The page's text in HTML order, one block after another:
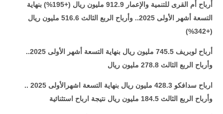
أرباح أم القرى للتنمية والإعمار 912.9 مليون ريال (+195%) بنهاية
التسعة أشهر الأولى 2025.. وأرباح الربع الثالث 516.6 مليون ريال
(+342%)
أرباح لوبريف 745.5 مليون ريال بنهاية التسعة أشهر الأولى 2025..
وأرباح الربع الثالث 278.8 مليون ريال
ارباح سدافكو 428.3 مليون ريال بنهاية التسعة اشهرالأولى 2025 ..
وأرباح الربع الثالث 184.5 مليون ريال نتيجة ارباح استثنائية